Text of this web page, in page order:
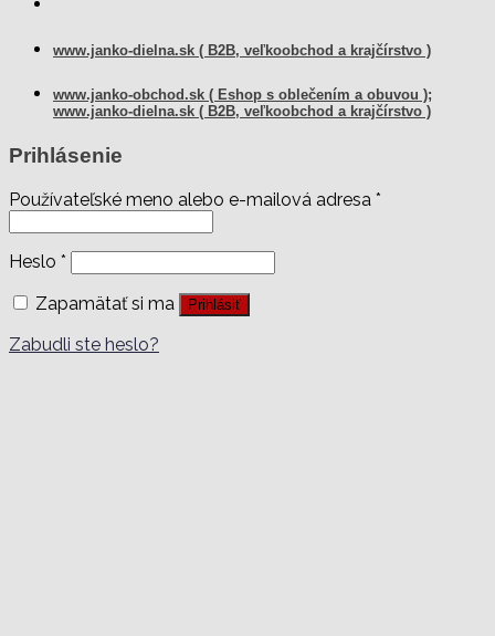
www.janko-dielna.sk ( B2B, veľkoobchod a krajčírstvo )
www.janko-obchod.sk ( Eshop s oblečením a obuvou );
www.janko-dielna.sk ( B2B, veľkoobchod a krajčírstvo )
Prihlásenie
Používateľské meno alebo e-mailová adresa *
Heslo *
Zapamätať si ma
Prihlásiť
Zabudli ste heslo?